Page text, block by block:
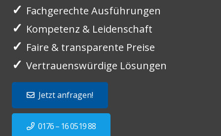
✓ Fachgerechte Ausführungen
✓ Kompetenz & Leidenschaft
✓ Faire & transparente Preise
✓ Vertrauenswürdige Lösungen
Jetzt anfragen!
0176 – 16 0519 88